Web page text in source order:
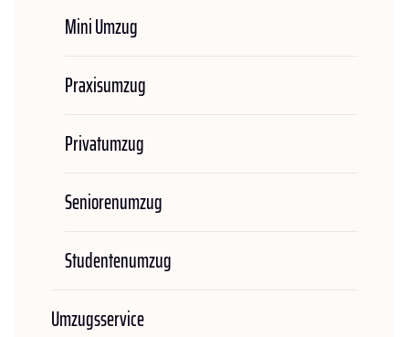
Mini Umzug
Praxisumzug
Privatumzug
Seniorenumzug
Studentenumzug
Umzugsservice